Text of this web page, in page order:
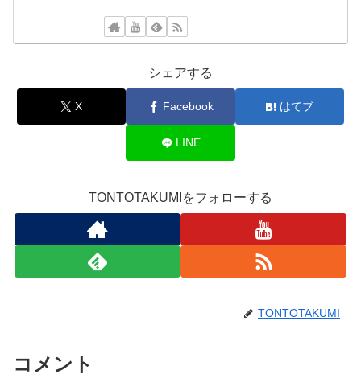
シェアする
X Facebook はてブ
LINE
TONTOTAKUMIをフォローする
TONTOTAKUMI
コメント